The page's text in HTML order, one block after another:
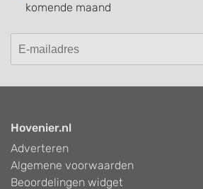
komende maand
Hovenier.nl
Adverteren
Algemene voorwaarden
Beoordelingen widget